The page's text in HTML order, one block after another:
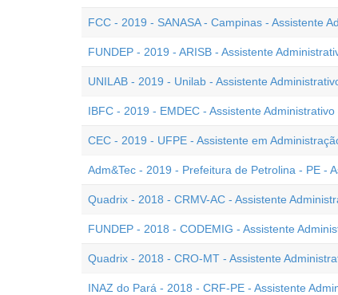
FCC - 2019 - SANASA - Campinas - Assistente
FUNDEP - 2019 - ARISB - Assistente
UNILAB - 2019 - Unilab - Assistente
IBFC - 2019 - EMDEC - Assistente
CEC - 2019 - UFPE - Assistente em
Adm&Tec - 2019 - Prefeitura de Petrolina - PE -
Quadrix - 2018 - CRMV-AC - Assistente
FUNDEP - 2018 - CODEMIG - Assistente
Quadrix - 2018 - CRO-MT - Assistente
INAZ do Pará - 2018 - CRF-PE - Assistente